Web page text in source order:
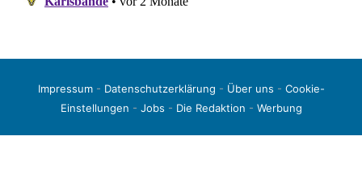
Impressum- Datenschutzerklärung - Über uns - Cookie-
Einstellungen - Jobs - Die Redaktion - Werbung